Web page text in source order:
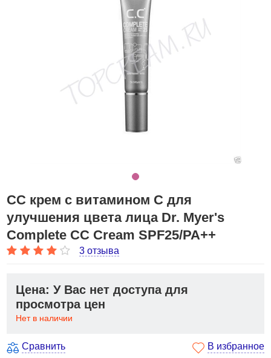
СС крем с витамином С для
улучшения цвета лица Dr. Myer's
Complete CC Cream SPF25/PA++
3 отзыва
Цена: У Вас нет доступа для
просмотра цен
Нет в наличии
Сравнить В избранное